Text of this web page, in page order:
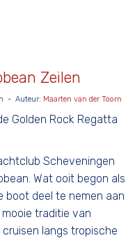
Zeilen
- Auteur: Maarten van der Toorn
Golden Rock Regatta
Scheveningen
Wat ooit begon als
boot deel te nemen aan
traditie van
langs tropische